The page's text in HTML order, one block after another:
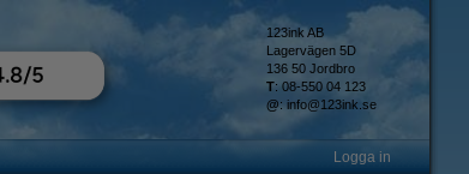
123ink AB
Lagervägen 5D
136 50 Jordbro
T: 08-550 04 123
@: info@123ink.se
Logga in